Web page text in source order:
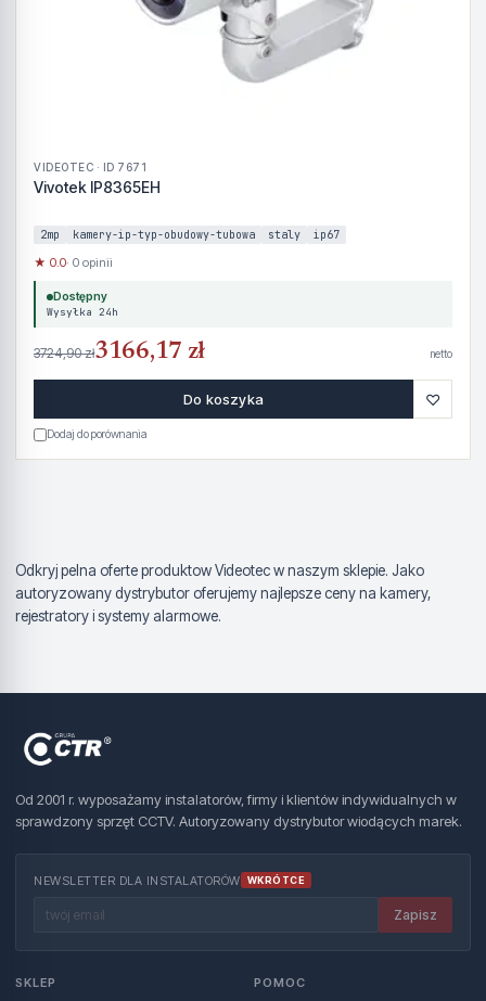
VIDEOTEC · ID 7671
Vivotek IP8365EH
2mp kamery-ip-typ-obudowy-tubowa staly ip67
★ 0.0· 0 opinii
Dostępny
Wysyłka 24h
3724,90 zł3166,17 zł netto
Do koszyka ♡
Dodaj do porównania
Odkryj pelna oferte produktow Videotec w naszym sklepie. Jako
autoryzowany dystrybutor oferujemy najlepsze ceny na kamery,
rejestratory i systemy alarmowe.
Od 2001 r. wyposażamy instalatorów, firmy i klientów indywidualnych w
sprawdzony sprzęt CCTV. Autoryzowany dystrybutor wiodących marek.
NEWSLETTER DLA INSTALATORÓW WKRÓTCE
Zapisz
SKLEP POMOC